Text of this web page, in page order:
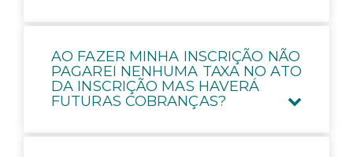
AO FAZER MINHA INSCRIÇÃO NÃO
PAGAREI NENHUMA TAXA NO ATO
DA INSCRIÇÃO MAS HAVERÁ
FUTURAS COBRANÇAS?